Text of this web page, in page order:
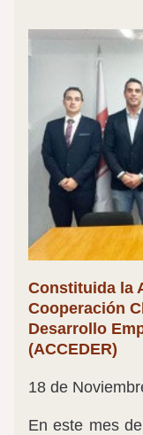
Constituida la
Cooperación
Desarrollo
(ACCEDER)
18 de
En este mes